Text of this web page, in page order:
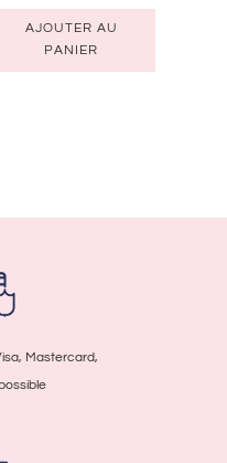
AJOUTER AU
PANIER
Mastercard,